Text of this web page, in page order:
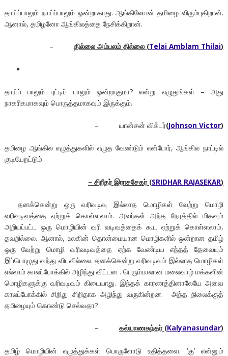
தாய்ப்பாலும் நாய்ப்பாலும் ஒன்றாகாது. ஆங்கிலேயன் தமிழை விரும்புகிறான்.
ஆனால், தமிழனோ ஆங்கிலத்தை நேசிக்கிறான்.
–தில்லை அம்பலம் தில்லை (Telai Amblam Thilai)
தாய்ப் பாலும் புட்டிப் பாலும் ஒன்றாகுமா? என்று எழுதுங்கள் – அது
நாகரிகமாகவும் பொருத்தமாகவும் இருக்கும்.
– யான்சன் விக்டர்(Johnson Victor)
தமிழை ஆங்கில எழுத்துகளில் எழுத வேண்டும் என்போர், ஆங்கில நாட்டில்
குடியேறட்டும்.
–சிறீதர் இராசசேகர்(SRIDHAR RAJASEKAR)
தனக்கென்று ஒரு வரிவடிவு இல்லாத மொழிகள் வேற்று மொழி
வரிவடிவத்தை ஏற்றுக் கொள்ளலாம். அவர்கள் அந்த நேரத்தில் மிகவும்
அறியப்பட்ட ஒரு மொழியின் வரி வடிவத்தைக் கூட ஏற்றுக் கொள்ளலாம்,
தவறில்லை. ஆனால், உலகின் தொன்மையான மொழிகளில் ஒன்றான தமிழ்
ஒரு வேற்று மொழி வரிவடிவத்தை ஏற்க வேண்டிய எந்தத் தேவையும்
இப்பொழுது வந்து விடவில்லை. தனக்கென்று வரிவடிவம் இல்லாத மொழிகள்
எல்லாம் காலப்போக்கில் அழிந்து விட்டன . பெரும்பாலான மலைவாழ் மக்களின்
மொழிகளுக்கு வரிவடிவம் கிடையாது. இந்தக் காரணத்தினாலேயே அவை
காலப்போக்கில் சிறிது சிறிதாக அழிந்து வருகின்றன. அந்த நிலைக்குத்
தமிழையும் கொண்டு செல்வதா?
–கல்யாணசுந்தர்(Kalyanasundar)
தமிழ் மொழியின் எழுத்துக்கள் பொருளோடு உதித்தவை. ‘கு’ என்னும்